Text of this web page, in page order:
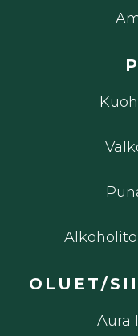
OLUET/
Aura